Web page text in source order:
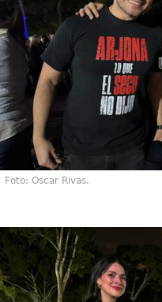
Foto: Oscar Rivas.